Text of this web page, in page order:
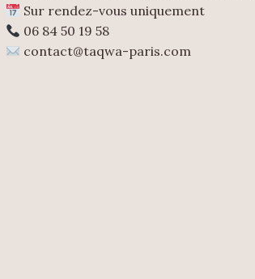
Sur rendez-vous uniquement
06 84 50 19 58
contact@taqwa-paris.com